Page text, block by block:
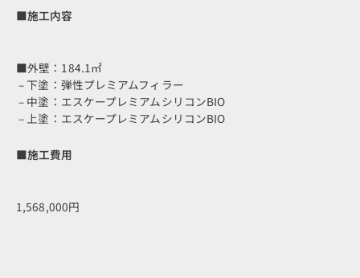
■施工内容
■外壁：184.1㎡
– 下塗：弾性プレミアムフィラー
– 中塗：エスケープレミアムシリコンBIO
– 上塗：エスケープレミアムシリコンBIO
■施工費用
1,568,000円